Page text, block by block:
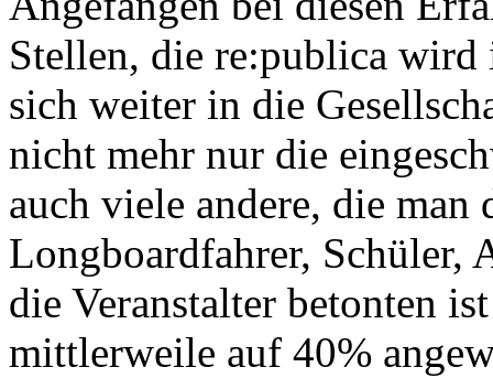
Stellen, die re:publica wird
sich weiter in die
nicht mehr nur die
auch viele andere, die
Longboardfahrer, Schüler,
die Veranstalter betonten
mittlerweile auf 40%